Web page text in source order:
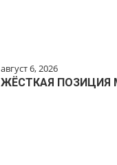
август 6, 2026
ЖЁСТКАЯ ПОЗИЦИЯ